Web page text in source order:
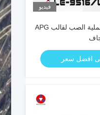
فيديو
عامل تحرير قالب عملية الصب لقالب APG
افضل سعر